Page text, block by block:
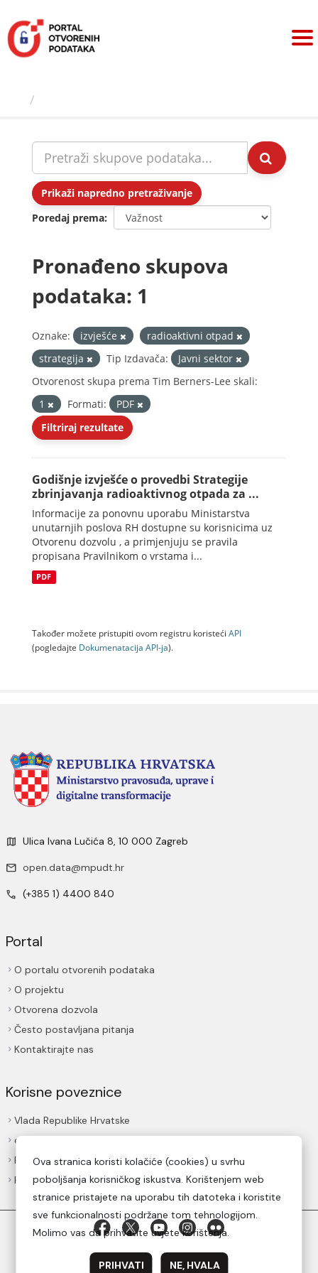
sadržaj
Prikaži napredno pretraživanje
Poredaj prema
Pronađeno skupova
podataka: 1
Oznake: izvješće
radioaktivni otpad
strategija
Tip Izdavača:
Javni sektor
Otvorenost skupa prema Tim Berners-Lee skali:
1
Formati:
PDF
Filtriraj rezultate
Godišnje izvješće o provedbi Strategije
zbrinjavanja radioaktivnog otpada za ...
Informacije za ponovnu uporabu Ministarstva
unutarnjih poslova RH dostupne su korisnicima uz
Otvorenu dozvolu , a primjenjuju se pravila
propisana Pravilnikom o vrstama i...
PDF
Također možete pristupiti ovom registru koristeći API
(pogledajte Dokumenаtаcijа API-jа).